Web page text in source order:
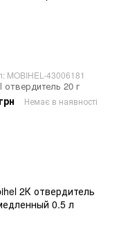
MOBIHEL-43006181
отвердитель 20 г
Немає в наявності